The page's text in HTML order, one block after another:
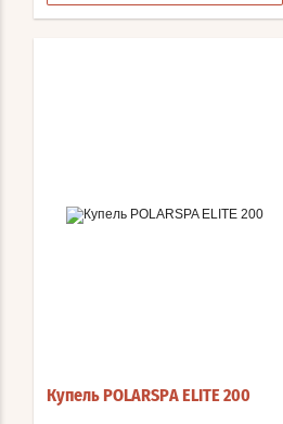
Купель POLARSPA ELITE 200